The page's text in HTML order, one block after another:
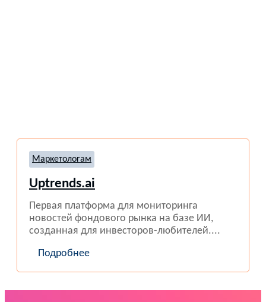
Маркетологам
Uptrends.ai
Первая платформа для мониторинга
новостей фондового рынка на базе ИИ,
созданная для инвесторов-любителей....
Подробнее